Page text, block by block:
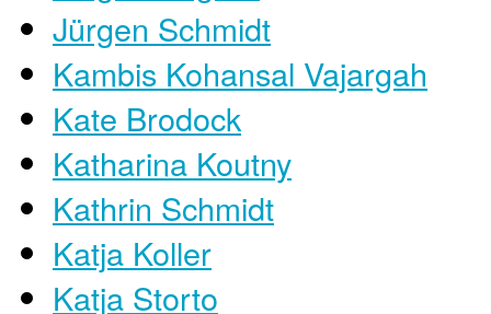
Jürgen Schmidt
Kambis Kohansal Vajargah
Kate Brodock
Katharina Koutny
Kathrin Schmidt
Katja Koller
Katja Storto